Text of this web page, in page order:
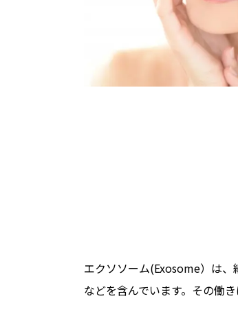
エクソソーム(Exosome）は
などを含んでいます。その働